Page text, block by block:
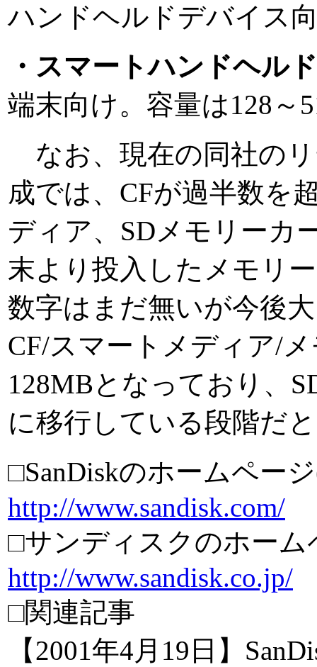
ハンドヘルドデバイス
・スマートハンドヘルド
端末向け。容量は128～
なお、現在の同社の
成では、CFが過半数を
ディア、SDメモリーカ
末より投入したメモリ
数字はまだ無いが今後
CF/スマートメディア/
128MBとなっており、
に移行している段階だ
□SanDiskのホームペー
http://www.sandisk.com/
□サンディスクのホーム
http://www.sandisk.co.jp/
□関連記事
【2001年4月19日】